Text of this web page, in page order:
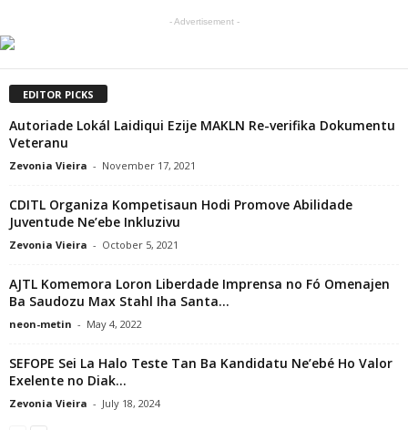
- Advertisement -
EDITOR PICKS
Autoriade Lokál Laidiqui Ezije MAKLN Re-verifika Dokumentu
Veteranu
Zevonia Vieira - November 17, 2021
CDITL Organiza Kompetisaun Hodi Promove Abilidade
Juventude Ne’ebe Inkluzivu
Zevonia Vieira - October 5, 2021
AJTL Komemora Loron Liberdade Imprensa no Fó Omenajen
Ba Saudozu Max Stahl Iha Santa...
neon-metin - May 4, 2022
SEFOPE Sei La Halo Teste Tan Ba Kandidatu Ne’ebé Ho Valor
Exelente no Diak...
Zevonia Vieira - July 18, 2024